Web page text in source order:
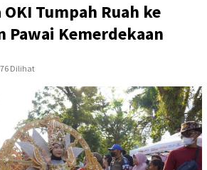
Tumpah Ruah ke
Pawai Kemerdekaan
Dilihat